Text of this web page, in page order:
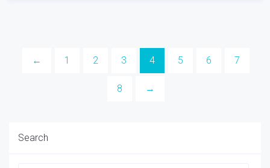
← 1 2 3 4 5 6 7
8 →
Search